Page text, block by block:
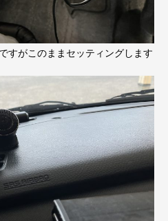
すがこのままセッティングします